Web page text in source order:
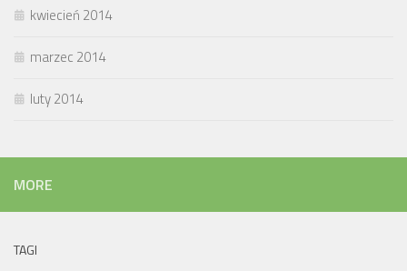
kwiecień 2014
marzec 2014
luty 2014
MORE
TAGI